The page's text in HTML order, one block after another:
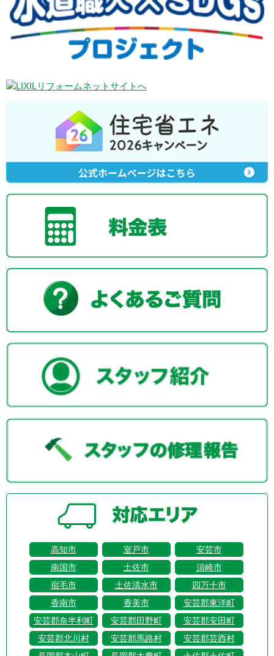
高知市 室戸市
安芸市
南国市
土佐市
須崎市
宿毛市
土佐清水市
四万十市
香南市
香美市
安芸郡東洋町
安芸郡奈半利町
安芸郡田野町
安芸郡安田町
安芸郡北川村
安芸郡馬路村
安芸郡芸西村